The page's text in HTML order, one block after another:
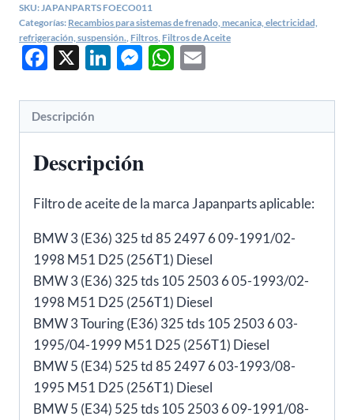
E36,
E34/Opel
equivalente
cantidad
SKU: JAPANPARTS FOECO011
Categorías: Recambios para sistemas de frenado, mecanica, electricidad,
refrigeración, suspensión. Filtros Filtros de Aceite
Facebook
X LinkedIn
Messenger
WhatsApp
Descripción
Descripción
Filtro de aceite de la marca Japanparts aplicable:
BMW 3 (E36) 325 td 85 2497 6 09-1991/02-
1998 M51 D25 (256T1) Diesel
BMW 3 (E36) 325 tds 105 2503 6 05-1993/02-
1998 M51 D25 (256T1) Diesel
BMW 3 Touring (E36) 325 tds 105 2503 6 03-
1995/04-1999 M51 D25 (256T1) Diesel
BMW 5 (E34) 525 td 85 2497 6 03-1993/08-
1995 M51 D25 (256T1) Diesel
BMW 5 (E34) 525 tds 105 2503 6 09-1991/08-